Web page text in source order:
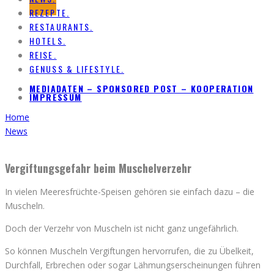
REZEPTE.
RESTAURANTS.
HOTELS.
REISE.
GENUSS & LIFESTYLE.
MEDIADATEN – SPONSORED POST – KOOPERATION
IMPRESSUM
Home
News
Vergiftungsgefahr beim Muschelverzehr
In vielen Meeresfrüchte-Speisen gehören sie einfach dazu – die
Muscheln.
Doch der Verzehr von Muscheln ist nicht ganz ungefährlich.
So können Muscheln Vergiftungen hervorrufen, die zu Übelkeit,
Durchfall, Erbrechen oder sogar Lähmungserscheinungen führen